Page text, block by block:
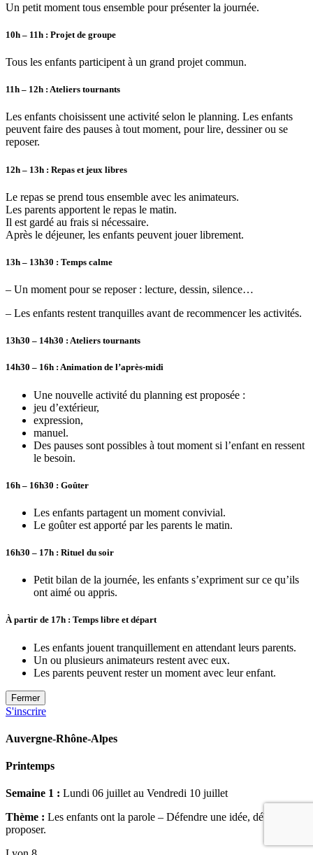
Un petit moment tous ensemble pour présenter la journée.
10h – 11h : Projet de groupe
Tous les enfants participent à un grand projet commun.
11h – 12h : Ateliers tournants
Les enfants choisissent une activité selon le planning. Les enfants
peuvent faire des pauses à tout moment, pour lire, dessiner ou se
reposer.
12h – 13h : Repas et jeux libres
Le repas se prend tous ensemble avec les animateurs.
Les parents apportent le repas le matin.
Il est gardé au frais si nécessaire.
Après le déjeuner, les enfants peuvent jouer librement.
13h – 13h30 : Temps calme
– Un moment pour se reposer : lecture, dessin, silence…
– Les enfants restent tranquilles avant de recommencer les activités.
13h30 – 14h30 : Ateliers tournants
14h30 – 16h : Animation de l’après-midi
Une nouvelle activité du planning est proposée :
jeu d’extérieur,
expression,
manuel.
Des pauses sont possibles à tout moment si l’enfant en ressent
le besoin.
16h – 16h30 : Goûter
Les enfants partagent un moment convivial.
Le goûter est apporté par les parents le matin.
16h30 – 17h : Rituel du soir
Petit bilan de la journée, les enfants s’expriment surce qu’ils
ont aimé ou appris.
À partir de 17h : Temps libre et départ
Les enfants jouent tranquillement en attendant leurs parents.
Un ou plusieurs animateurs restent avec eux.
Les parents peuvent rester un moment avec leur enfant.
Fermer
S'inscrire
Auvergne-Rhône-Alpes
Printemps
Semaine 1 : Lundi 06 juillet au Vendredi 10 juillet
Thème : Les enfants ont la parole – Défendre une idée, débattre,
proposer.